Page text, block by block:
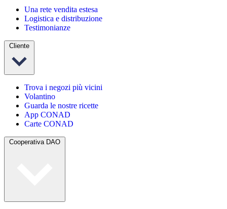
Una rete vendita estesa
Logistica e distribuzione
Testimonianze
Cliente
Trova i negozi più vicini
Volantino
Guarda le nostre ricette
App CONAD
Carte CONAD
Cooperativa DAO